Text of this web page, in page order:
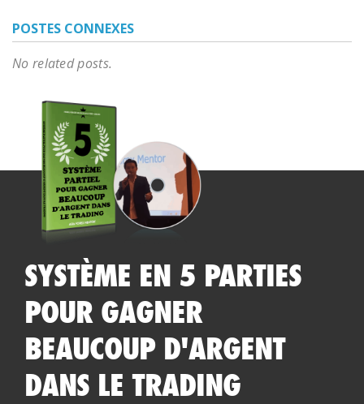
POSTES CONNEXES
No related posts.
SYSTÈME EN 5 PARTIES
POUR GAGNER
BEAUCOUP D'ARGENT
DANS LE TRADING